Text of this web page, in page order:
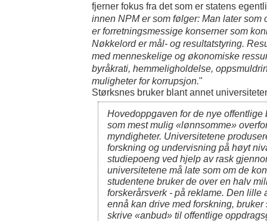
fjerner fokus fra det som er statens
innen NPM er som følger: Man later som
er forretningsmessige konserner som
Nøkkelord er mål- og resultatstyring.
med menneskelige og økonomiske
byråkrati, hemmeligholdelse,
muligheter for korrupsjon."
Størksnes bruker blant annet
Hovedoppgaven for de nye offentlige
som mest mulig «lønnsomme»
myndigheter. Universitetene
forskning og undervisning på høyt
studiepoeng ved hjelp av rask
universitetene må late som om de
studentene bruker de over en halv
forskerårsverk - på reklame. Den lille
ennå kan drive med forskning,
skrive «anbud» til offentlige